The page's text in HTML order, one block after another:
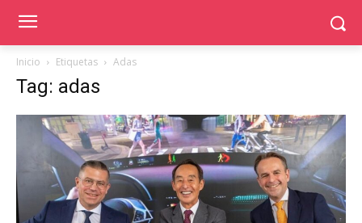
Inicio Etiquetas Adas
Tag: adas